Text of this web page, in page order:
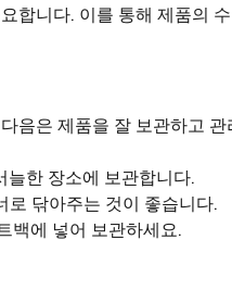
합니다. 이를 통해 제품의
음은 제품을 잘 보관하고
늘한 장소에 보관합니다.
로 닦아주는 것이 좋습니다.
백에 넣어 보관하세요.